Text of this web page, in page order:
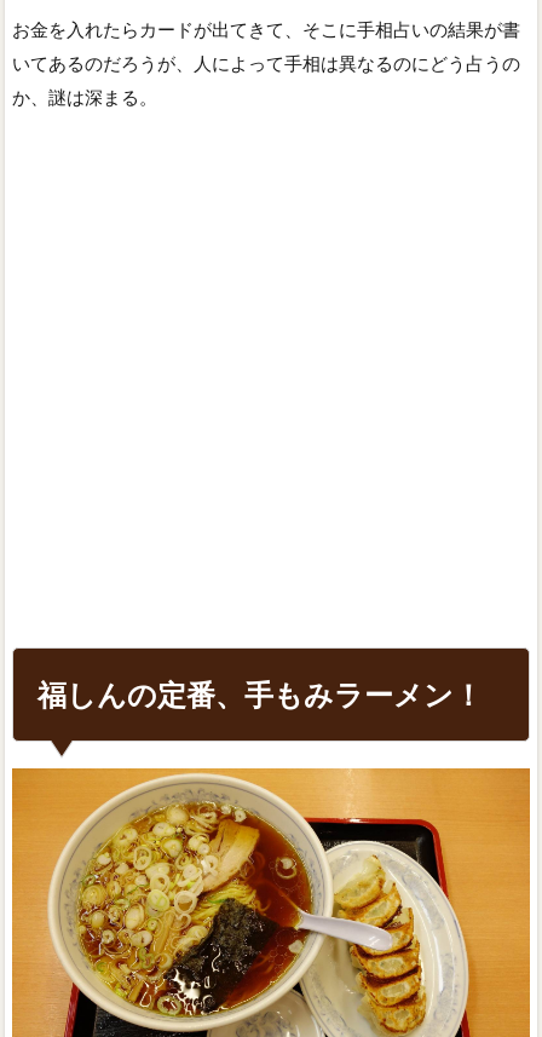
お金を入れたらカードが出てきて、そこに手相占いの結果が書
いてあるのだろうが、人によって手相は異なるのにどう占うの
か、謎は深まる。
福しんの定番、手もみラーメン！